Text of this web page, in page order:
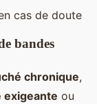
cas de doute
bandes
chronique,
exigeante ou